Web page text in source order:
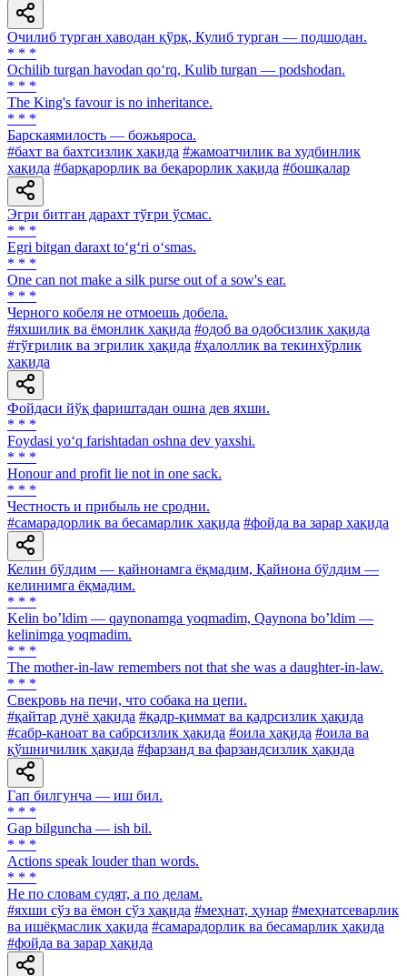
Очилиб турган ҳаводан қўрқ, Кулиб турган — подшодан.
* * *
Ochilib turgan havodan qo‘rq, Kulib turgan — podshodan.
* * *
The King's favour is no inheritance.
* * *
Барскаямилость — божьяроса.
#бахт ва бахтсизлик ҳақида #жамоатчилик ва худбинлик
ҳақида #барқарорлик ва беқарорлик ҳақида #бошқалар
Эгри битган дарахт тўғри ўсмас.
* * *
Egri bitgan daraxt to‘g‘ri o‘smas.
* * *
One can not make a silk purse out of a sow's ear.
* * *
Черного кобеля не отмоешь добела.
#яхшилик ва ёмонлик ҳақида #одоб ва одобсизлик ҳақида
#тўғрилик ва эгрилик ҳақида #ҳалоллик ва текинхўрлик
ҳақида
Фойдаси йўқ фариштадан ошна дев яхши.
* * *
Foydasi yo‘q farishtadan oshna dev yaxshi.
* * *
Honour and profit lie not in one sack.
* * *
Честность и прибыль не сродни.
#самарадорлик ва бесамарлик ҳақида #фойда ва зарар ҳақида
Келин бўлдим — қайнонамга ёқмадим, Қайнона бўлдим —
келинимга ёқмадим.
* * *
Kelin boʼldim — qaynonamga yoqmadim, Qaynona boʼldim —
kelinimga yoqmadim.
* * *
The mother-in-law remembers not that she was a daughter-in-law.
* * *
Свекровь на печи, что собака на цепи.
#қайтар дунё ҳақида #қадр-қиммат ва қадрсизлик ҳақида
#сабр-қаноат ва сабрсизлик ҳақида #оила ҳақида #оила ва
қўшничилик ҳақида #фарзанд ва фарзандсизлик ҳақида
Гап билгунча — иш бил.
* * *
Gap bilguncha — ish bil.
* * *
Actions speak louder than words.
* * *
He по словам судят, а по делам.
#яхши сўз ва ёмон сўз ҳақида #меҳнат, ҳунар #меҳнатсеварлик
ва ишёқмаслик ҳақида #самарадорлик ва бесамарлик ҳақида
#фойда ва зарар ҳақида